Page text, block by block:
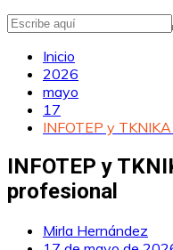
Inicio
2026
mayo
17
INFOTEP y
INFOTEP y
profesional
Mirla Hernández